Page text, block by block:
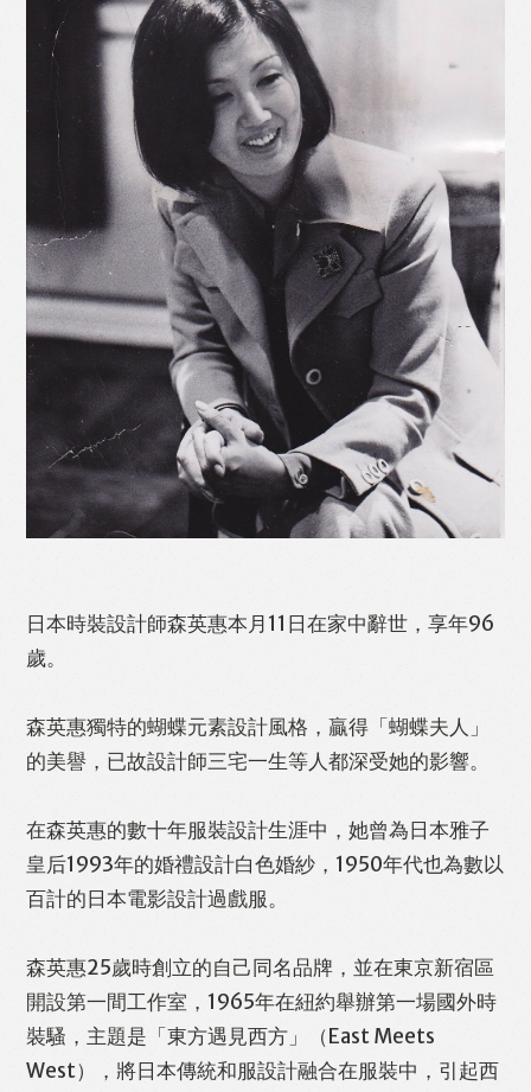
Like Facebook Twitter Line
WhatsApp Email Print
日本時裝設計師森英惠本月11日在家中辭世，享年96
歲。
森英惠獨特的蝴蝶元素設計風格，贏得「蝴蝶夫人」
的美譽，已故設計師三宅一生等人都深受她的影響。
在森英惠的數十年服裝設計生涯中，她曾為日本雅子
皇后1993年的婚禮設計白色婚紗，1950年代也為數以
百計的日本電影設計過戲服。
森英惠25歲時創立的自己同名品牌，並在東京新宿區
開設第一間工作室，1965年在紐約舉辦第一場國外時
裝騷，主題是「東方遇見西方」（East Meets
West），將日本傳統和服設計融合在服裝中，引起西